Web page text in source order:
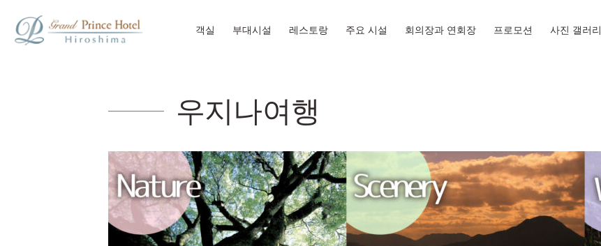
객실 부대시설 레스토랑 주요 시설 회의장과 연회장 프로모션 사진 갤러리
우지나여행